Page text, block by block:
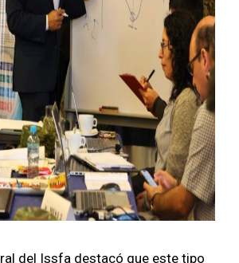
del Iss­fa destacó que este tipo